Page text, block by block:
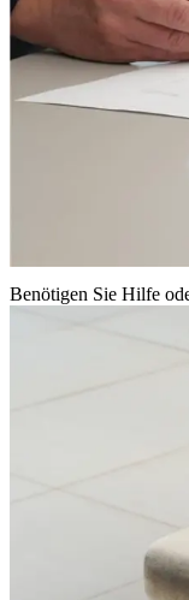
Benötigen Sie Hilfe